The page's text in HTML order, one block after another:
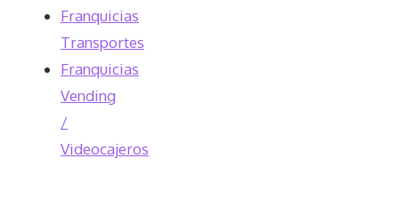
Franquicias
Transportes
Franquicias
Vending
/
Videocajeros